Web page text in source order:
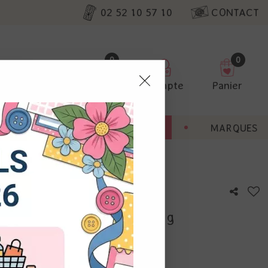
02 52 10 57 10 CONTACT
0
Compte
0
Panier
BONNES AFFAIRES MARQUES
15x30 unis - Hello Spring
avis !
nos
non
Vous
à droite